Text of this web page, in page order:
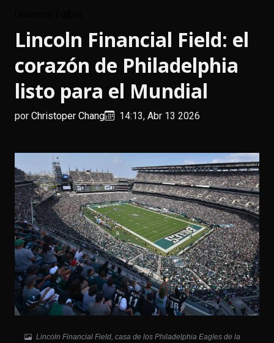
Lincoln Financial Field: el
corazón de Philadelphia
listo para el Mundial
por Christoper Chang 14:13, Abr 13 2026
Lincoln Financial Field, casa de los Philadelphia Eagles de la